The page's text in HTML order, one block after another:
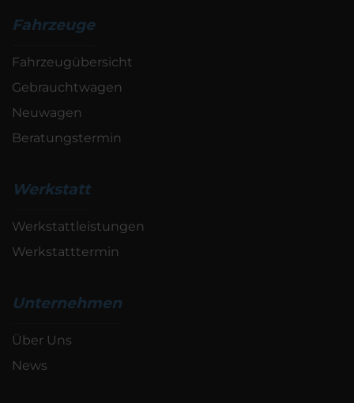
Fahrzeuge
Fahrzeugübersicht
Gebrauchtwagen
Neuwagen
Beratungstermin
Werkstatt
Werkstattleistungen
Werkstatttermin
Unternehmen
Über Uns
News